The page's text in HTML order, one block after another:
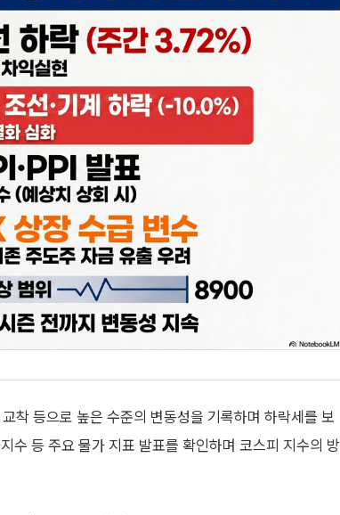
착 등으로 높은 수준의 변동성을 기록하며 하락세를 보
수 등 주요 물가 지표 발표를 확인하며 코스피 지수의 방